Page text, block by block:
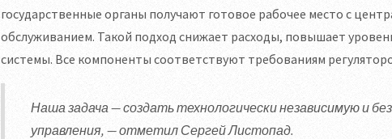
государственные органы получают готовое рабочее место с
обслуживанием. Такой подход снижает расходы, повышает
системы. Все компоненты соответствуют требованиям
Наша задача — создать технологически независимую и
управления, — отметил Сергей Листопад.